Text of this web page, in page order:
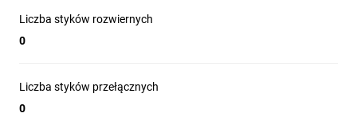
Liczba styków rozwiernych
0
Liczba styków przełącznych
0